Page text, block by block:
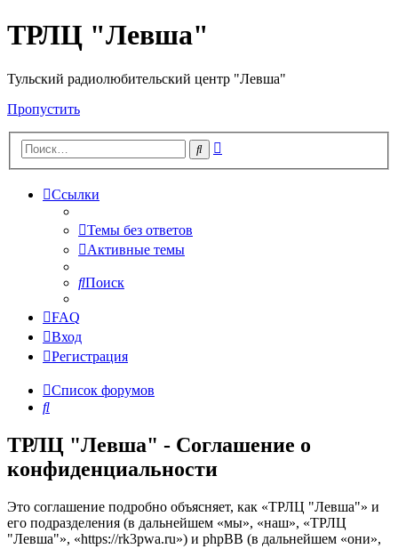
ТРЛЦ "Левша"
Тульский радиолюбительский центр "Левша"
Пропустить
Поиск
Ссылки
Темы без ответов
Активные темы
Поиск
FAQ
Вход
Регистрация
Список форумов
Поиск
ТРЛЦ "Левша" - Соглашение о
конфиденциальности
Это соглашение подробно объясняет, как «ТРЛЦ "Левша"» и
его подразделения (в дальнейшем «мы», «наш», «ТРЛЦ
"Левша"», «https://rk3pwa.ru») и phpBB (в дальнейшем «они»,